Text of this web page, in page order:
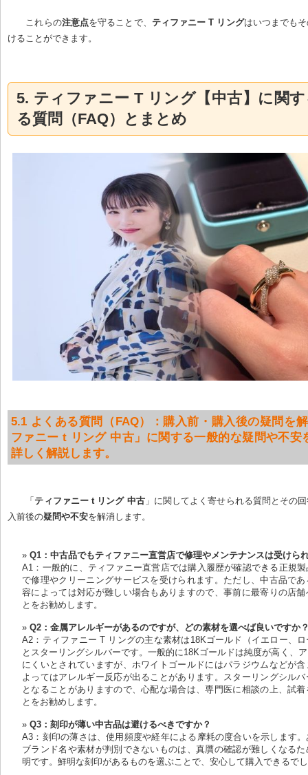
これらの注意点を守ることで、 ティファニー T リングはいつまでも
けることができます。
5. ティファニー T リング【中古】に関
る質問（FAQ）とまとめ
5.1 よくある質問（FAQ）：購入前・購入後の疑問を
ファニー t リング 中古」に関する一般的な疑問や不安
詳しく解説します。
「ティファニー t リング 中古」に関してよく寄せられる質問とその
入前後の疑問や不安を解消します。
Q1：中古品でもティファニー直営店で修理やメンテナンスは受けら
A1：一般的に、ティファニー直営店では購入履歴が確認できる正規
で修理やクリーニングサービスを受けられます。ただし、中古品で
容によっては対応が難しい場合もありますので、事前に最寄りの店
とをお勧めします。
Q2：金属アレルギーがあるのですが、どの素材を選べば良いですか
A2：ティファニー T リングの主な素材は18Kゴールド（イエロー、
とスターリングシルバーです。一般的に18Kゴールドは純度が高く、
にくいとされていますが、ホワイトゴールドにはパラジウムなどが
よってはアレルギー反応が出ることがあります。スターリングシル
となることがありますので、心配な場合は、専門医に相談の上、試
とをお勧めします。
Q3：刻印が薄い中古品は避けるべきですか？
A3：刻印の薄さは、使用頻度や経年による摩耗の度合いを示します
ブランド名や素材が判別できないものは、真贋の確認が難しくなる
明です。鮮明な刻印があるものを選ぶことで、安心して購入できるで